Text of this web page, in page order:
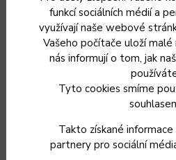
funkcí sociálních médií a
využívají naše webové
Vašeho počítače uloží
nás informují o tom, jak
Tyto cookies smíme
Takto získané
partnery pro sociální
Doplňkové
Kategorie Grilovací jehly na
Hmotnost: 0.9 kg